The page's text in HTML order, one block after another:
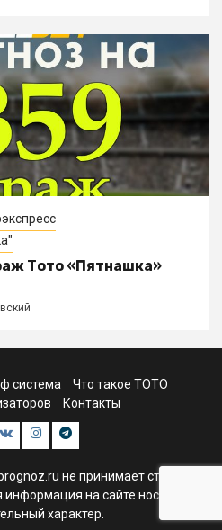
Тото «Пятнашка»
система
Что такое ТОТО
Контакты
В
Инстаграм
Телеграм
не принимает ставки и не
на сайте носит только
характер.